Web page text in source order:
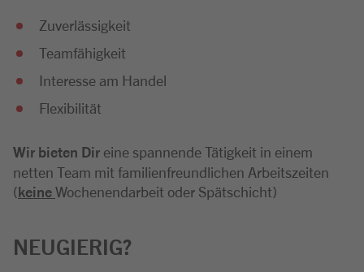
Zuverlässigkeit
Teamfähigkeit
Interesse am Handel
Flexibilität
Wir bieten Dir eine spannende Tätigkeit in einem
netten Team mit familienfreundlichen Arbeitszeiten
(keineWochenendarbeit oder Spätschicht)
NEUGIERIG?